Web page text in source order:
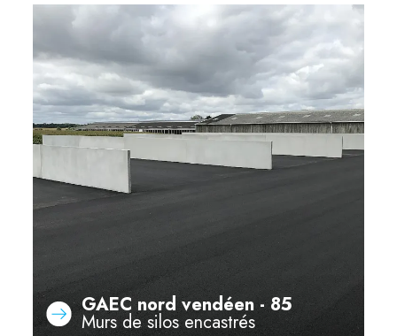
GAEC nord vendéen - 85
Murs de silos encastrés